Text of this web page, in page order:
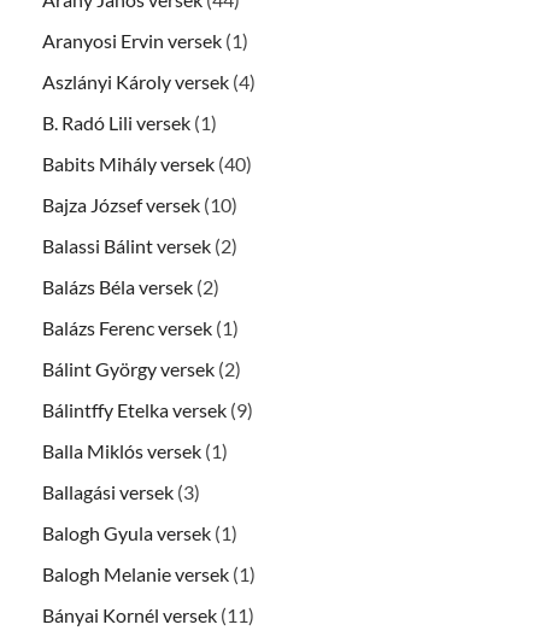
Aranyosi Ervin versek (1)
Aszlányi Károly versek (4)
B. Radó Lili versek (1)
Babits Mihály versek (40)
Bajza József versek (10)
Balassi Bálint versek (2)
Balázs Béla versek (2)
Balázs Ferenc versek (1)
Bálint György versek (2)
Bálintffy Etelka versek (9)
Balla Miklós versek (1)
Ballagási versek (3)
Balogh Gyula versek (1)
Balogh Melanie versek (1)
Bányai Kornél versek (11)